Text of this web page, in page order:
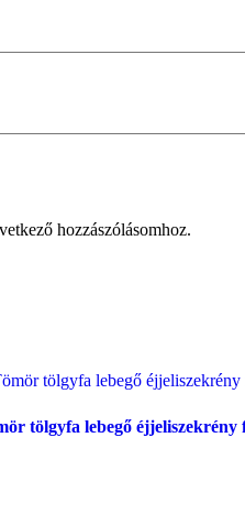
hozzászólásomhoz.
tölgyfa lebegő